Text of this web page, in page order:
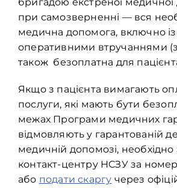
бригадою екстреної
при самозверненні — вся
медична допомога, включно із
оперативними втручаннями
також безоплатна для
Якщо з пацієнта вимагають
послуги, які мають бути
межах Програми медичних
відмовляють у гарантованій
медичній допомозі,
контакт-центру НСЗУ за
або подати скаргу через